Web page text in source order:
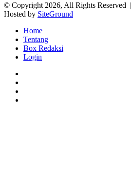
© Copyright 2026, All Rights Reserved |
Hosted by SiteGround
Home
Tentang
Box Redaksi
Login